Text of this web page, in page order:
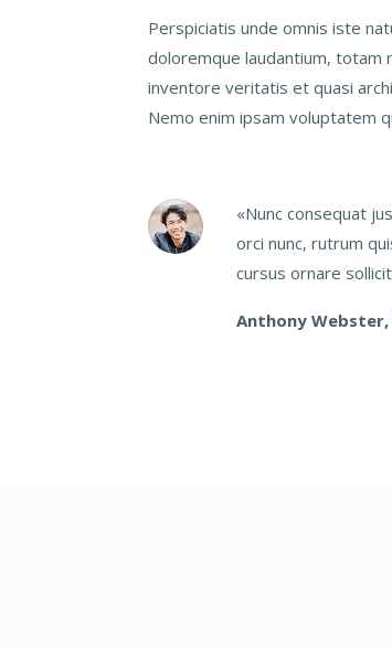
Perspiciatis unde omnis iste
doloremque laudantium, totam
inventore veritatis et quasi
Nemo enim ipsam voluptatem
«Nunc consequat
orci nunc, rutrum
cursus ornare
Anthony Webster,